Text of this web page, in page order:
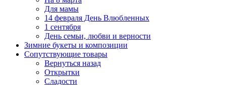
Для мамы
14 февраля День Влюбленных
1 сентября
День семьи, любви и верности
Зимние букеты и композиции
Сопутствующие товары
Вернуться назад
Открытки
Сладости